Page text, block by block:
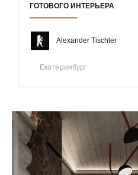
ГОТОВОГО ИНТЕРЬЕРА
Alexander Tischler
Екатеринбург